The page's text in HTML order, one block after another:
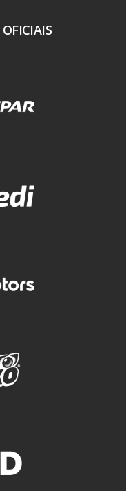
OFICIAIS